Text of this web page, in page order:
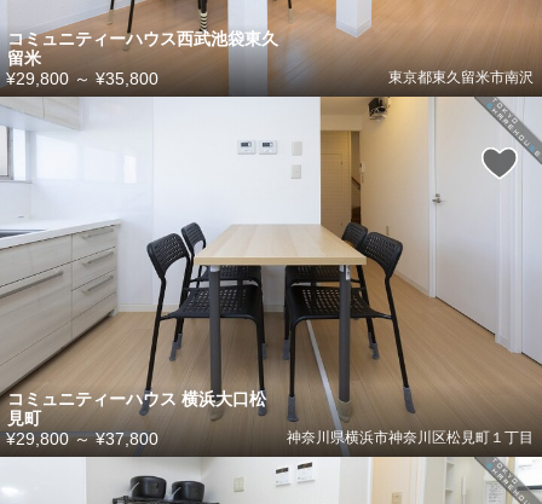
コミュニティーハウス西武池袋東久
留米
東京都東久留米市南沢
¥29,800～ ¥35,800
コミュニティーハウス 横浜大口松
見町
神奈川県横浜市神奈川区松見町１丁目
¥29,800～¥37,800